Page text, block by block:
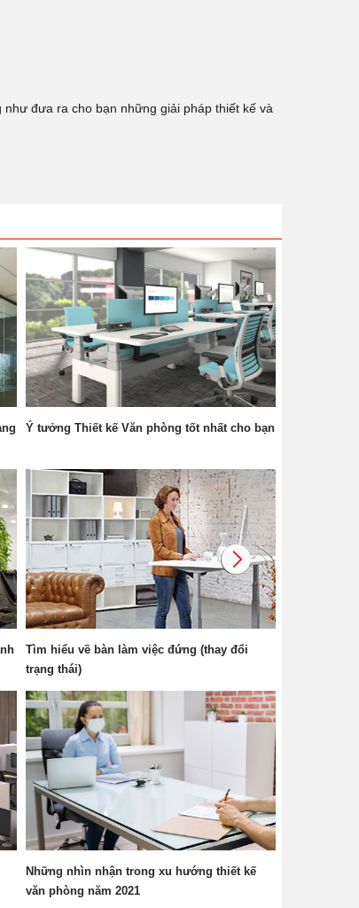
đưa ra cho bạn những giải pháp thiết kế và
Ý tưởng Thiết kế Văn phòng tốt nhất cho bạn
Tìm hiểu về bàn làm việc đứng (thay đổi
trạng thái)
Những nhìn nhận trong xu hướng thiết kế
văn phòng năm 2021